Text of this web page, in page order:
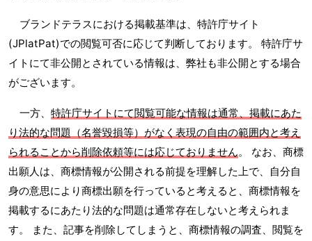
ブランドテラスにおける掲載基準は、特許庁サイト
(JPlatPat)での閲覧可否に応じて判断しております。 特許庁サ
イトにて非公開とされている情報は、弊社も非公開とする場合
がございます。
一方、 特許庁サイトにて閲覧可能な情報は通常、掲載にあた
り法的な問題（名誉毀損等）がなく表現の自由の範囲内と考え
られることから削除依頼等には応じておりません。 なお、商標
出願人は、商標情報が公開される前提を理解した上で、自分自
身の意思により商標出願を行っていると考えると、商標情報を
掲載するにあたり法的な問題は通常存在しないと考えられま
す。 また、記事を削除してしまうと、商標情報の調査、閲覧を